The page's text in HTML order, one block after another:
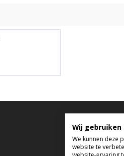
di t/m do
vr tussen
Wij gebruiken
We kunnen deze
website te